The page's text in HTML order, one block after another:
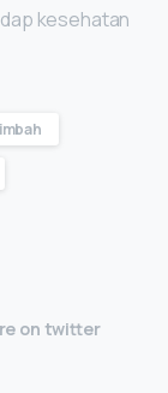
kesehatan
on twitter